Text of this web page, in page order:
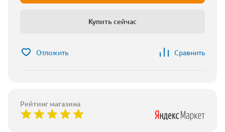
Купить сейчас
Отложить Сравнить
Рейтинг магазина